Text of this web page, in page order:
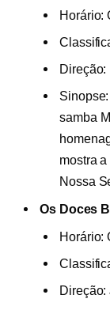
Horário:
samba
mostra
Nossa
Os Doces
Horário:
Direção: